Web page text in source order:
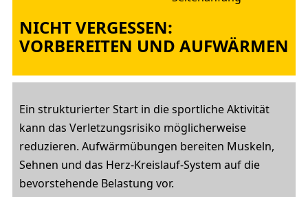
NICHT VERGESSEN:
VORBEREITEN UND AUFWÄRMEN
Ein strukturierter Start in die sportliche Aktivität
kann das Verletzungsrisiko möglicherweise
reduzieren. Aufwärmübungen bereiten Muskeln,
Sehnen und das Herz-Kreislauf-System auf die
bevorstehende Belastung vor.